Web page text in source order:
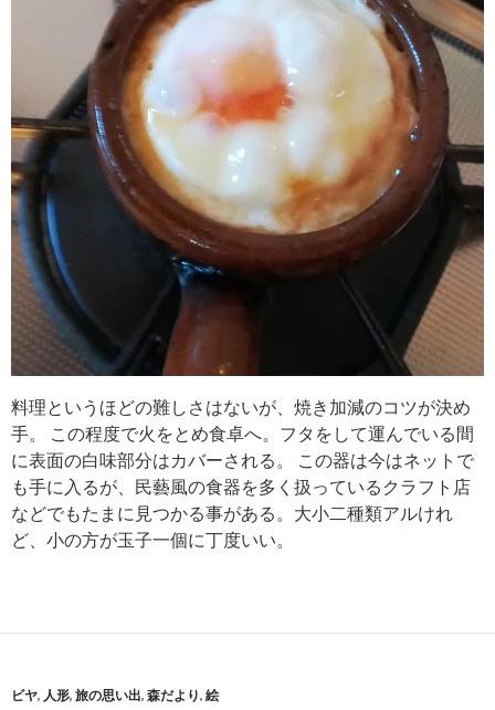
料理というほどの難しさはないが、焼き加減のコツが決め
手。 この程度で火をとめ食卓へ。フタをして運んでいる間
に表面の白味部分はカバーされる。 この器は今はネットで
も手に入るが、民藝風の食器を多く扱っているクラフト店
などでもたまに見つかる事がある。大小二種類アルけれ
ど、小の方が玉子一個に丁度いい。
ビヤ, 人形, 旅の思い出, 森だより, 絵